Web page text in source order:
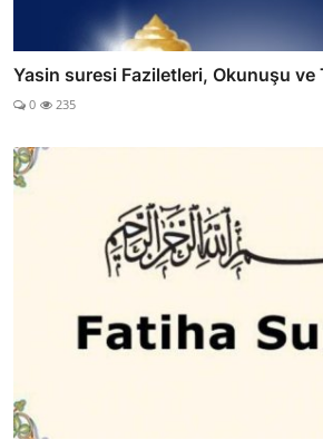
Yasin suresi Faziletleri, Okunuşu ve
0 235